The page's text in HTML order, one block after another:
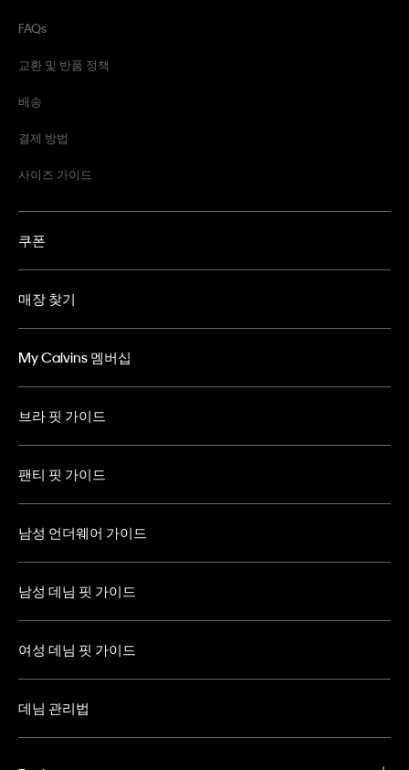
FAQs
교환 및 반품 정책
배송
결제 방법
사이즈 가이드
쿠폰
매장 찾기
My Calvins 멤버십
브라 핏 가이드
팬티 핏 가이드
남성 언더웨어 가이드
남성 데님 핏 가이드
여성 데님 핏 가이드
데님 관리법